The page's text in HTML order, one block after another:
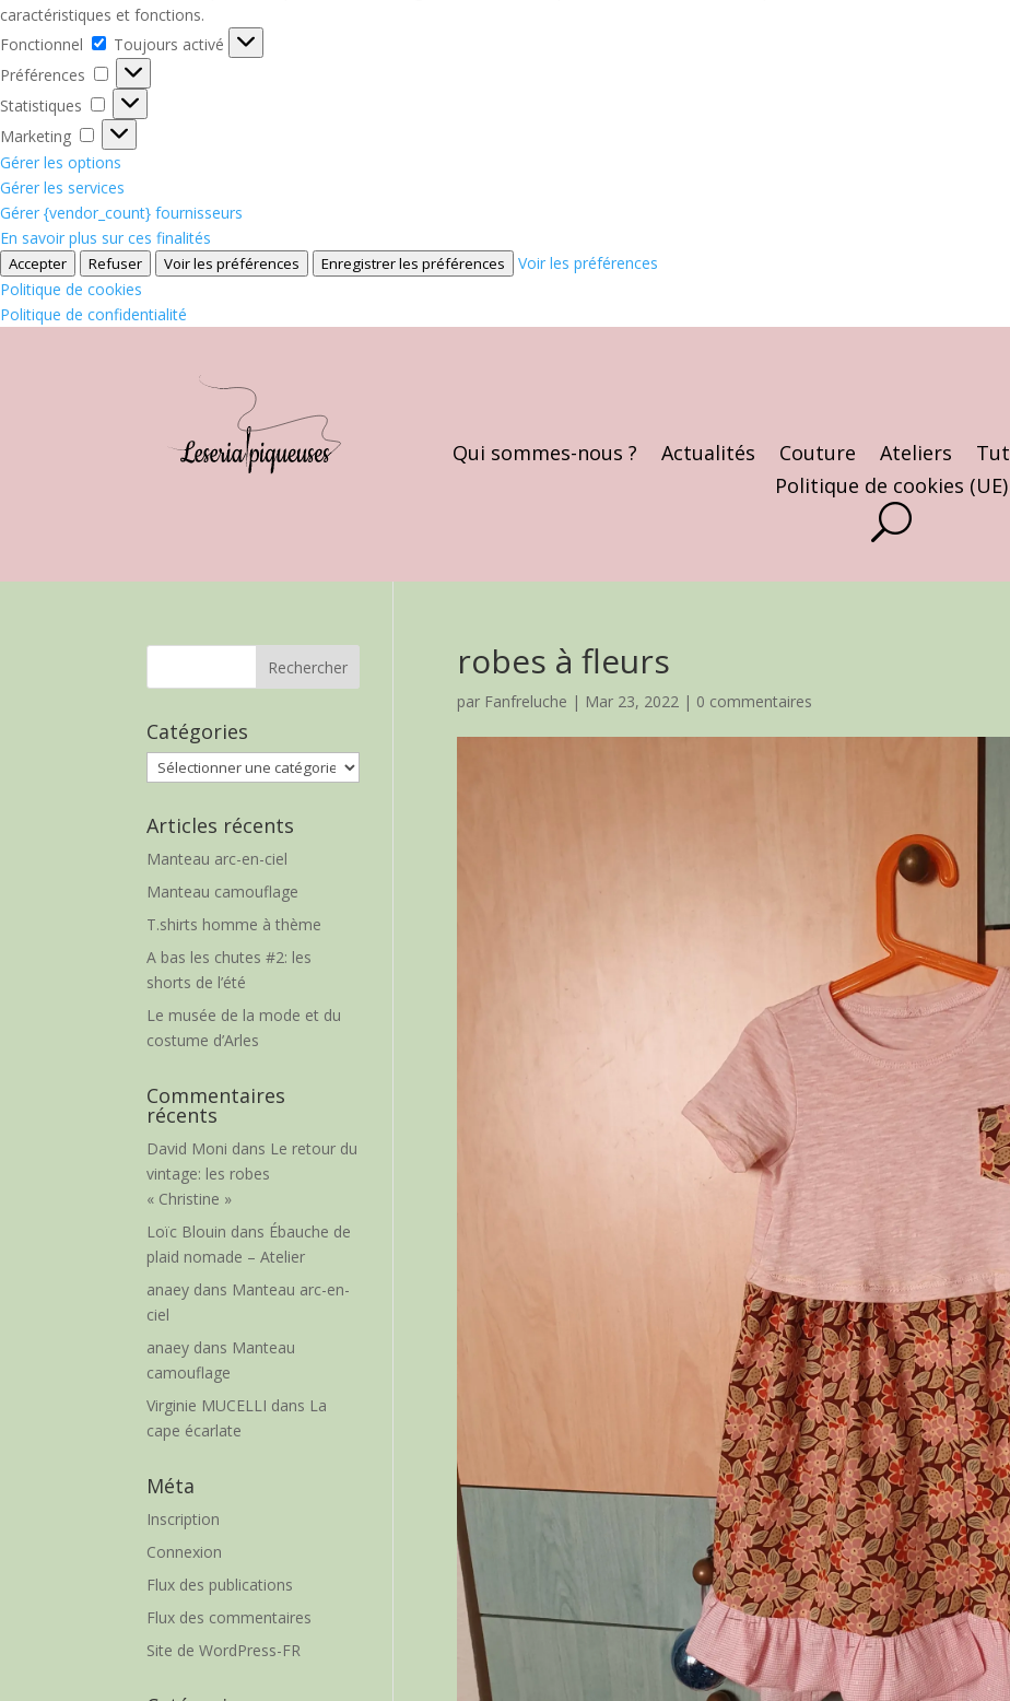
caractéristiques et fonctions.
Fonctionnel
Fonctionnel
Toujours activé
Préférences
Préférences
Statistiques
Statistiques
Marketing
Marketing
Gérer les options
Gérer les services
Gérer {vendor_count} fournisseurs
En savoir plus sur ces finalités
Accepter Refuser Voir les préférences Enregistrer les préférences
Voir les préférences
Politique de cookies
Politique de confidentialité
Qui sommes-nous ? Actualités Couture Ateliers
Politique de cookies (UE)
robes à fleurs
par Fanfreluche | Mar 23, 2022| 0 commentaires
Catégories
Catégories
Articles récents
Manteau arc-en-ciel
Manteau camouflage
T.shirts homme à thème
A bas les chutes #2: les
shorts de l’été
Le musée de la mode et du
costume d’Arles
Commentaires
récents
David Moni dans Le retour du
vintage: les robes
« Christine »
Loïc Blouin dans Ébauche de
plaid nomade – Atelier
anaey dans Manteau arc-en-
ciel
anaey dans Manteau
camouflage
Virginie MUCELLI dans La
cape écarlate
Méta
Inscription
Connexion
Flux des publications
Flux des commentaires
Site de WordPress-FR